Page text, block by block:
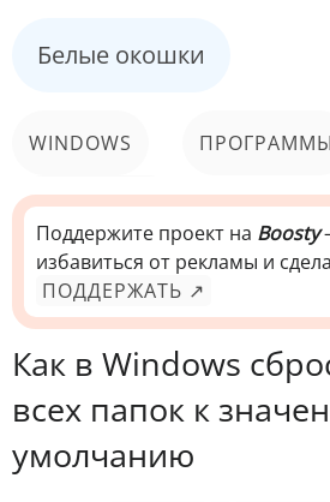
Белые окошки
WINDOWS ПРОГРАММЫ
КОМПЬЮТЕР
Поддержите проект на Boosty
избавиться от рекламы и
ПОДДЕРЖАТЬ ↗
Как в Windows
всех папок к
умолчанию